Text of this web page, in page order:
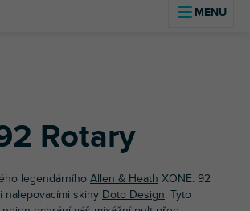
Rotary
legendárního Allen & Heath XONE: 92
nalepovacími skiny Doto Design. Tyto